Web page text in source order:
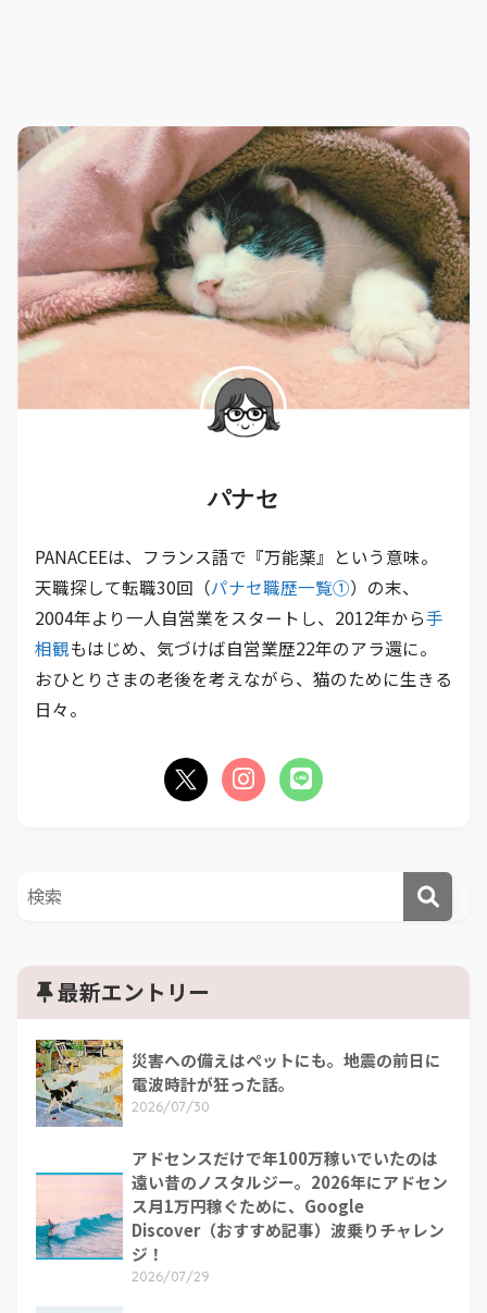
パナセ
PANACEEは、フランス語で『万能薬』という意味。
天職探して転職30回（パナセ職歴一覧①）の末、
2004年より一人自営業をスタートし、2012年から手
相観もはじめ、気づけば自営業歴22年のアラ還に。
おひとりさまの老後を考えながら、猫のために生きる
日々。
最新エントリー
災害への備えはペットにも。地震の前日に
電波時計が狂った話。
2026/07/30
アドセンスだけで年100万稼いでいたのは
遠い昔のノスタルジー。2026年にアドセン
ス月1万円稼ぐために、Google
Discover（おすすめ記事）波乗りチャレン
ジ！
2026/07/29